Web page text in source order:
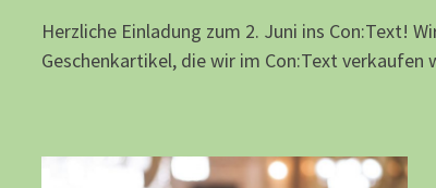
Herzliche Einladung zum 2. Juni ins Con:Text!
Geschenkartikel, die wir im Con:Text